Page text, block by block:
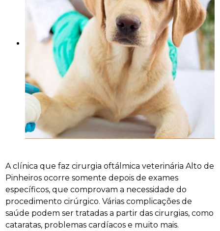
A clínica que faz cirurgia oftálmica veterinária Alto de
Pinheiros ocorre somente depois de exames
específicos, que comprovam a necessidade do
procedimento cirúrgico. Várias complicações de
saúde podem ser tratadas a partir das cirurgias, como
cataratas, problemas cardíacos e muito mais.